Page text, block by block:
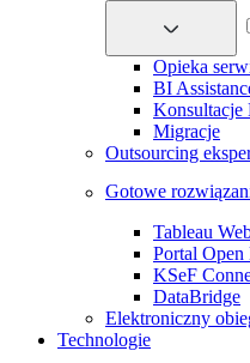
Opieka
BI
Konsultacje
Migracje
Outsourcing
Gotowe
Tableau
Portal Open
KSeF
DataBridge
Elektroniczny
Technologie